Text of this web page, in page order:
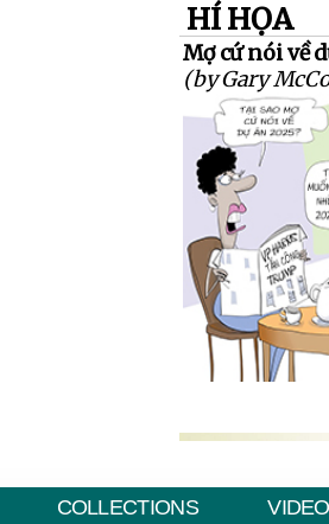
HÍ HỌA
Mợ cứ nói về
(by Gary
COLLECTIONS VIDEO